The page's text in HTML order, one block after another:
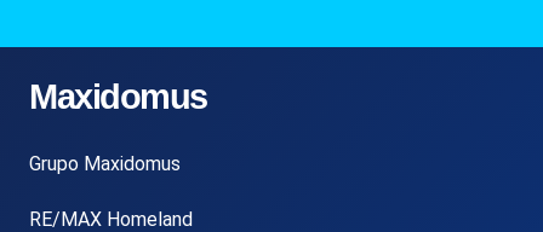
Maxidomus
Grupo Maxidomus
RE/MAX Homeland